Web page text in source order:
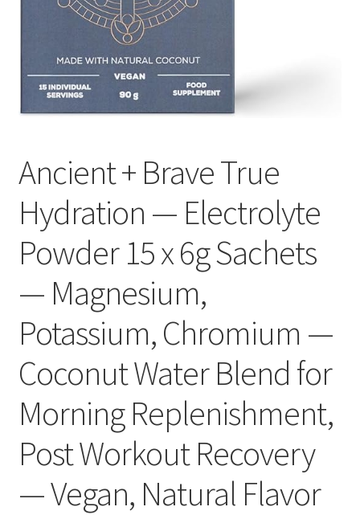
Сотрудничество
Ancient + Brave True
Hydration — Electrolyte
Powder 15 x 6g Sachets
— Magnesium,
Potassium, Chromium —
Coconut Water Blend for
Morning Replenishment,
Post Workout Recovery
— Vegan, Natural Flavor